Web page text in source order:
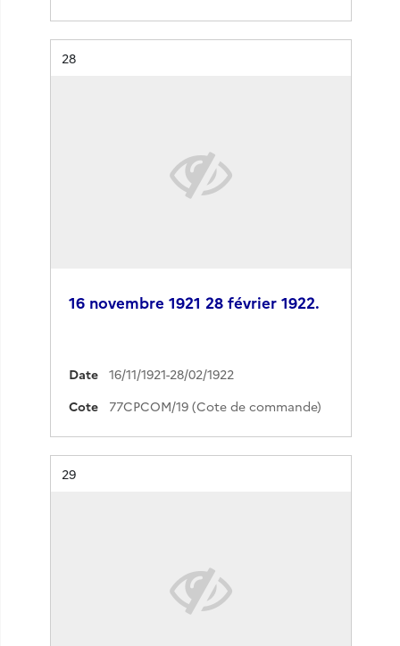
Résultat n°
28
16 novembre 1921 28 février 1922.
Date
16/11/1921-28/02/1922
Cote
77CPCOM/19 (Cote de commande)
Résultat n°
29